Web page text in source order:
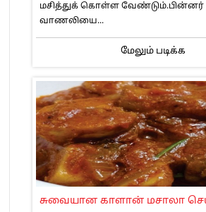
மசித்துக் கொள்ள வேண்டும்.பின்னர்
வாணலியை...
மேலும் படிக்க
சுவையான காளான் மசாலா